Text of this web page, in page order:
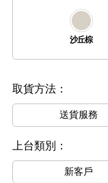
沙丘棕
取貨方法：
送貨服務
上台類別：
新客戶